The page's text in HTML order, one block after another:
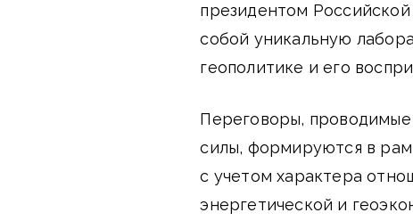
президентом
собой уникальную
геополитике и его
Переговоры,
силы, формируются в
с учетом характера
энергетической и